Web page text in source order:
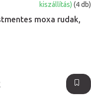
moxa rudak,
kiszállítás)(4 db)